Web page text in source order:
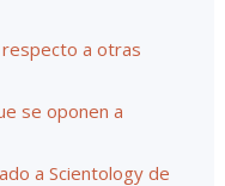
respecto a otras
se oponen a
a Scientology de